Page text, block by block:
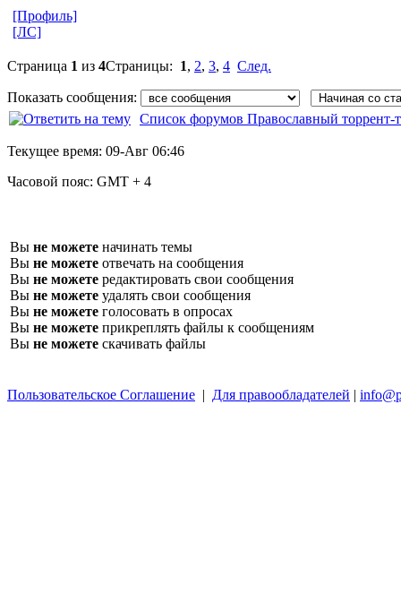
[Профиль]
[ЛС]
Страница 1 из 4Страницы: 1, 2, 3, 4 След.
Показать сообщения:
Список форумов Православный торрент-
Текущее время: 09-Авг 06:46
Часовой пояс: GMT + 4
Вы не можете начинать темы
Вы не можете отвечать на сообщения
Вы не можете редактировать свои сообщения
Вы не можете удалять свои сообщения
Вы не можете голосовать в опросах
Вы не можете прикреплять файлы к сообщениям
Вы не можете скачивать файлы
Пользовательское Соглашение | Для правообладателей |